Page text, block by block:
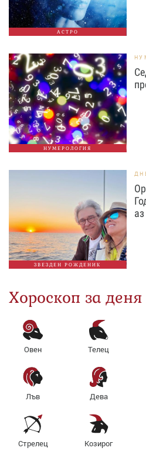
АСТРО
НУМЕРОЛОГИЯ
ЗВЕЗДЕН РОЖДЕНИК
Хороскоп за деня
Овен Телец
Лъв Дева
Стрелец Козирог